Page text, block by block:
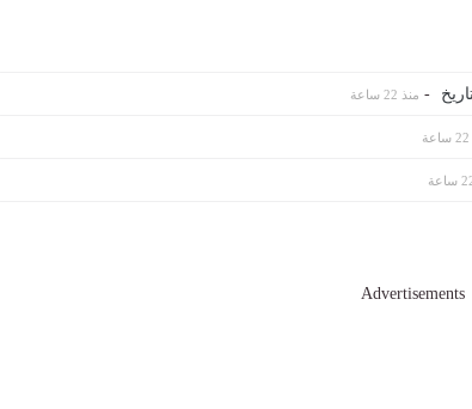
- منذ 22 ساعة
Advertisements